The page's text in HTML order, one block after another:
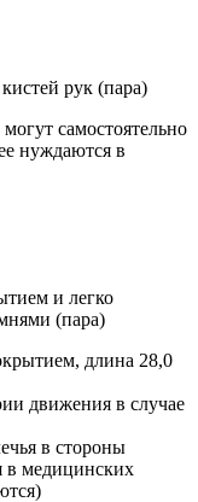
рук (пара)
самостоятельно
нуждаются в
и легко
(пара)
длина 28,0
движения в случае
в стороны
в медицинских